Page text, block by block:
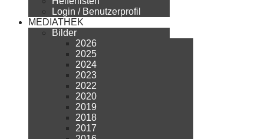
Login / Benutzerprofil
MEDIATHEK
Bilder
2026
2025
2024
2023
2022
2020
2019
2018
2017